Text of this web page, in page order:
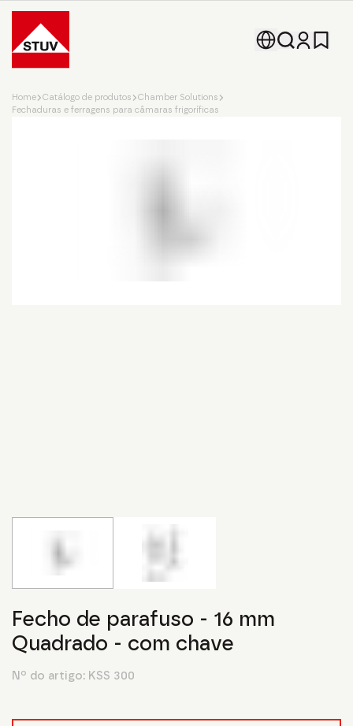
Go To the Homepage
Home Catálogo de produtos
Chamber Solutions
Fechaduras e ferragens para câmaras frigoríficas
Fecho de parafuso - 16 mm
Quadrado - com chave
Nº do artigo: KSS 300